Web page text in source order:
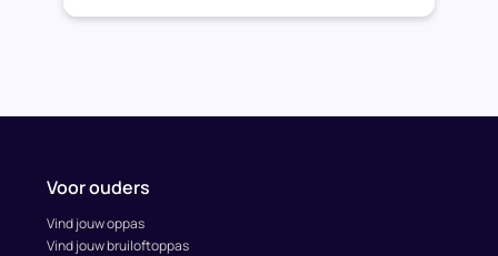
Voor ouders
Vind jouw oppas
Vind jouw bruiloftoppas